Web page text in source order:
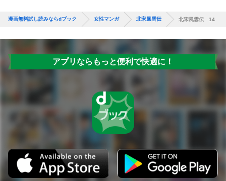
漫画無料試し読みならdブック 女性マンガ 北宋風雲伝 北宋風雲伝 14
アプリならもっと便利で快適に！